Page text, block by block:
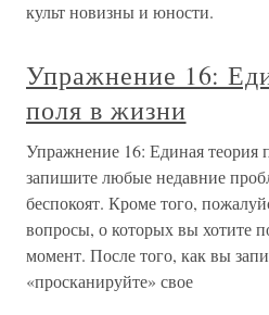
культ новизны и юности.
Упражнение 16:
поля в жизни
Упражнение 16: Единая теория
запишите любые недавние
беспокоят. Кроме того,
вопросы, о которых вы хотите
момент. После того, как вы
«просканируйте» свое